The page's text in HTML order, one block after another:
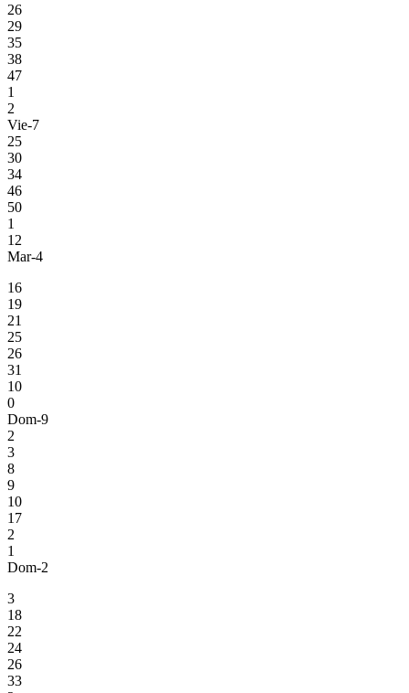
26
29
35
38
47
1
2
Vie-7
25
30
34
46
50
1
12
Mar-4
16
19
21
25
26
31
10
0
Dom-9
2
3
8
9
10
17
2
1
Dom-2
3
18
22
24
26
33